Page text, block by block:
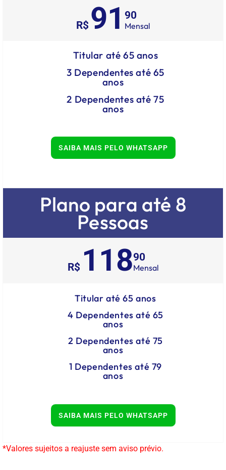
R$ 91 90
Mensal
Titular até 65 anos
3 Dependentes até 65
anos
2 Dependentes até 75
anos
SAIBA MAIS PELO WHATSAPP
Plano para até 8
Pessoas
R$ 11890
Mensal
Titular até 65 anos
4 Dependentes até 65
anos
2 Dependentes até 75
anos
1 Dependentes até 79
anos
SAIBA MAIS PELO WHATSAPP
*Valores sujeitos a reajuste sem aviso prévio.